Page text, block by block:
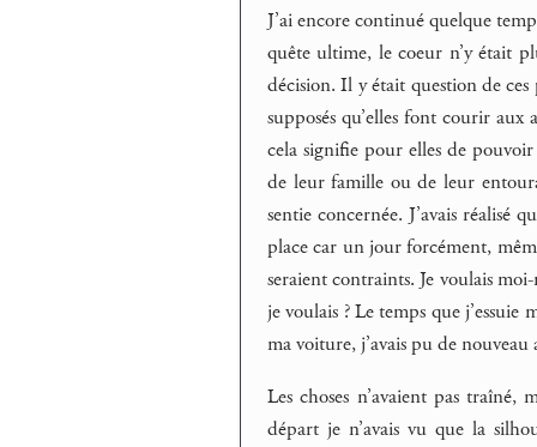
J’ai encore continué quelque
quête ultime, le coeur n’y était
décision. Il y était question de
supposés qu’elles font courir
cela signifie pour elles de
de leur famille ou de leur
sentie concernée. J’avais réalisé
place car un jour forcément,
seraient contraints. Je voulais
je voulais ? Le temps que
ma voiture, j’avais pu de
Les choses n’avaient pas
départ je n’avais vu que la